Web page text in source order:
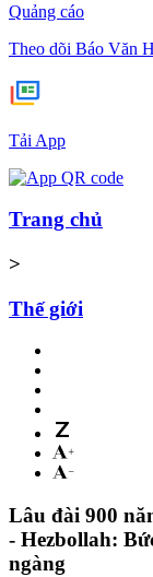
Quảng cáo
Theo dõi Báo Văn
Tải App
Trang chủ
>
Thế giới
Lâu đài 900
- Hezbollah:
ngàng